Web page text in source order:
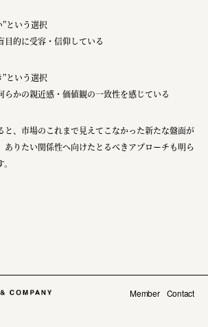
という選択
目的に受容・信仰している
という選択
らかの親近感・価値観の一致性を感じている
と、市場のこれまで見えてこなかった新たな盤面が
ありたい関係性へ向けたとるべきアプローチも明ら
Member Contact